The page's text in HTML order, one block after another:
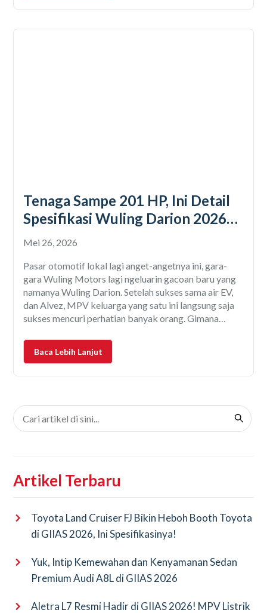
Tenaga Sampe 201 HP, Ini Detail
Spesifikasi Wuling Darion 2026
Terbaru
Mei 26, 2026
Pasar otomotif lokal lagi anget-angetnya ini, gara-
gara Wuling Motors lagi ngeluarin gacoan baru yang
namanya Wuling Darion. Setelah sukses sama air EV,
dan Alvez, MPV keluarga yang satu ini langsung saja
sukses mencuri perhatian banyak orang. Gimana
teknologi sekaligus: yaitu EV (listrik murni) dan PHEV
(hybrid). Gara-gara
Baca Lebih Lanjut
Artikel Terbaru
Toyota Land Cruiser FJ Bikin Heboh Booth Toyota
di GIIAS 2026, Ini Spesifikasinya!
Yuk, Intip Kemewahan dan Kenyamanan Sedan
Premium Audi A8L di GIIAS 2026
Aletra L7 Resmi Hadir di GIIAS 2026! MPV Listrik